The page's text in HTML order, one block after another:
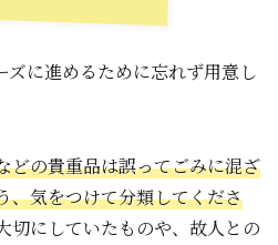
ズに進めるために忘れず用意し
どの貴重品は誤ってごみに混ざ
、気をつけて分類してくださ
切にしていたものや、故人との